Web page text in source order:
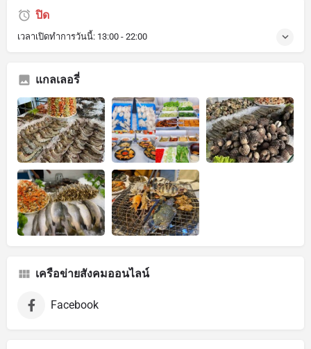
ปิด
เวลาเปิดทำการวันนี้: 13:00 - 22:00
แกลเลอรี่
เครือข่ายสังคมออนไลน์
Facebook